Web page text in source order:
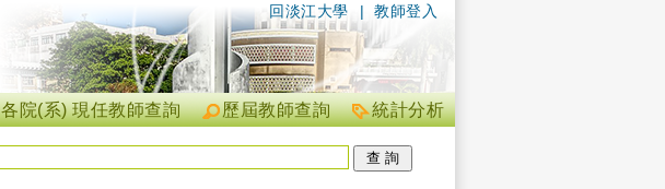
| 教師登入
回淡江大學
統計分析
歷屆教師查詢
各院(系) 現任教師查詢